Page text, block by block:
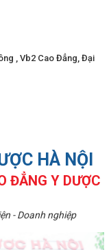
, Vb2 Cao Đẳng, Đại
HÀ NỘI
ĐẲNG Y DƯỢC
- Doanh nghiệp